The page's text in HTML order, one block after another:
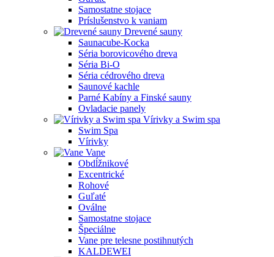
Samostatne stojace
Príslušenstvo k vaniam
Drevené sauny
Saunacube-Kocka
Séria borovicového dreva
Séria Bi-O
Séria cédrového dreva
Saunové kachle
Parné Kabíny a Finské sauny
Ovladacie panely
Vírivky a Swim spa
Swim Spa
Vírivky
Vane
Obdĺžnikové
Excentrické
Rohové
Guľaté
Oválne
Samostatne stojace
Špeciálne
Vane pre telesne postihnutých
KALDEWEI